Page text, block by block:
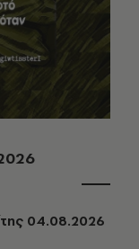
04.08.2026